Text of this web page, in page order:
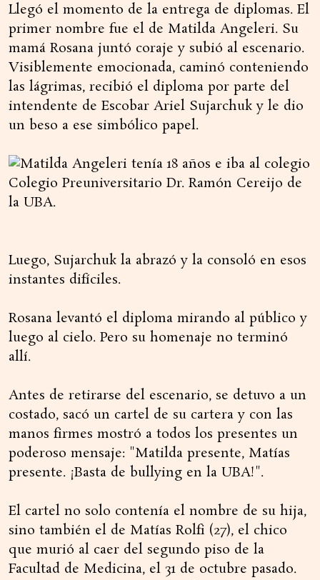
Llegó el momento de la entrega de diplomas. El
primer nombre fue el de Matilda Angeleri. Su
mamá Rosana juntó coraje y subió al escenario.
Visiblemente emocionada, caminó conteniendo
las lágrimas, recibió el diploma por parte del
intendente de Escobar Ariel Sujarchuk y le dio
un beso a ese simbólico papel.
Luego, Sujarchuk la abrazó y la consoló en esos
instantes difíciles.
Rosana levantó el diploma mirando al público y
luego al cielo. Pero su homenaje no terminó
allí.
Antes de retirarse del escenario, se detuvo a un
costado, sacó un cartel de su cartera y con las
manos firmes mostró a todos los presentes un
poderoso mensaje: "Matilda presente, Matías
presente. ¡Basta de bullying en la UBA!".
El cartel no solo contenía el nombre de su hija,
sino también el de Matías Rolfi (27), el chico
que murió al caer del segundo piso de la
Facultad de Medicina, el 31 de octubre pasado.